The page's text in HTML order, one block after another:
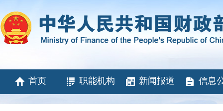
首页 职能机构 新闻报道 信息